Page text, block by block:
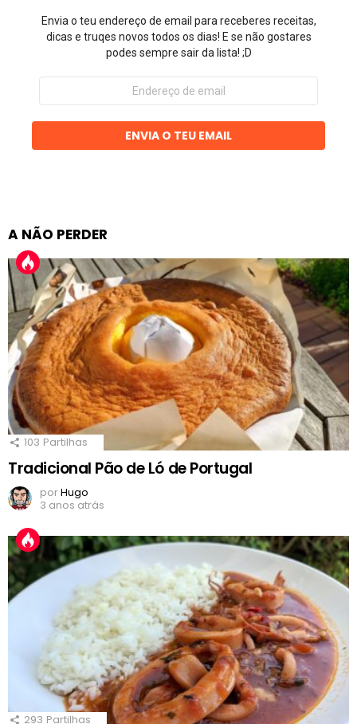
Envia o teu endereço de email para receberes receitas,
dicas e truqes novos todos os dias! E se não gostares
podes sempre sair da lista! ;D
Endereço
email
ENVIA O TEU EMAIL
A NÃO PERDER
103 Partilhas
Tradicional Pão de Ló de Portugal
porHugo
3 anos atrás
293 Partilhas